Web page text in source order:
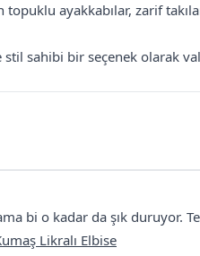
ayakkabılar, zarif
sahibi bir seçenek olarak
bi o kadar da şık duruyor.
Likralı Elbise